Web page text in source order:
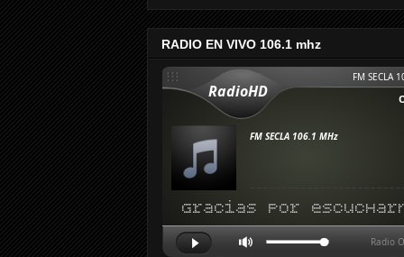
RADIO EN VIVO 106.1 mhz